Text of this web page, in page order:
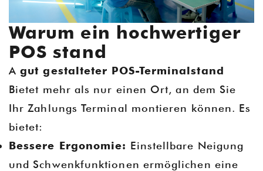
Warum ein hochwertiger
POS stand
Agut gestalteter POS-Terminalstand
Bietet mehr als nur einen Ort, an dem Sie
Ihr Zahlungs Terminal montieren können. Es
bietet:
Bessere Ergonomie: Einstellbare Neigung
und Schwenkfunktionen ermöglichen eine